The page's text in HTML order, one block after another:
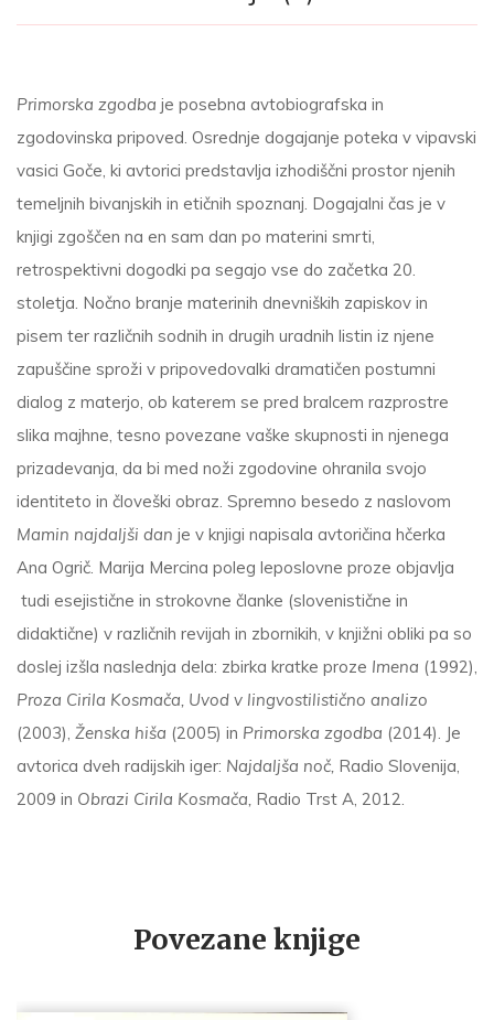
Primorska zgodba je posebna avtobiografska in
zgodovinska pripoved. Osrednje dogajanje poteka v vipavski
vasici Goče, ki avtorici predstavlja izhodiščni prostor njenih
temeljnih bivanjskih in etičnih spoznanj. Dogajalni čas je v
knjigi zgoščen na en sam dan po materini smrti,
retrospektivni dogodki pa segajo vse do začetka 20.
stoletja. Nočno branje materinih dnevniških zapiskov in
pisem ter različnih sodnih in drugih uradnih listin iz njene
zapuščine sproži v pripovedovalki dramatičen postumni
dialog z materjo, ob katerem se pred bralcem razprostre
slika majhne, tesno povezane vaške skupnosti in njenega
prizadevanja, da bi med noži zgodovine ohranila svojo
identiteto in človeški obraz. Spremno besedo z naslovom
Mamin najdaljši dan je v knjigi napisala avtoričina hčerka
Ana Ogrič. Marija Mercina poleg leposlovne proze objavlja
tudi esejistične in strokovne članke (slovenistične in
didaktične) v različnih revijah in zbornikih, v knjižni obliki pa so
doslej izšla naslednja dela: zbirka kratke proze Imena (1992),
Proza Cirila Kosmača, Uvod v lingvostilistično analizo
(2003), Ženska hiša (2005) in Primorska zgodba (2014). Je
avtorica dveh radijskih iger: Najdaljša noč, Radio Slovenija,
2009 in Obrazi Cirila Kosmača, Radio Trst A, 2012.
Povezane knjige